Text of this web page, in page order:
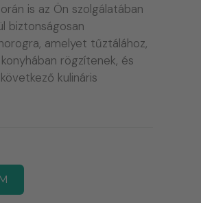
is az Ön szolgálatában
biztonságosan
amelyet tűztálához,
rögzítenek, és
kulináris